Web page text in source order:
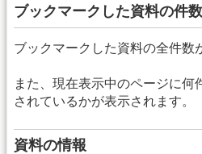
ブックマークした資料の件数
ブックマークした資料の全件数
また、現在表示中のページに何
されているかが表示されます。
資料の情報